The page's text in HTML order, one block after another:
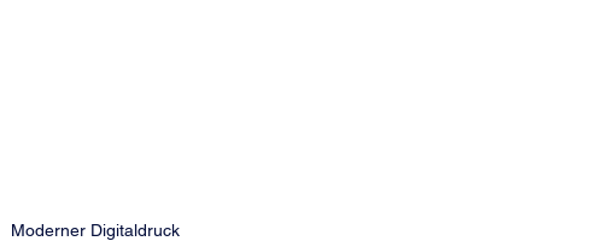
Moderner Digitaldruck